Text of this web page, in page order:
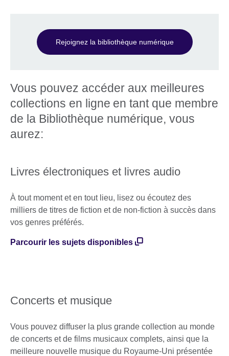
Rejoignez la bibliothèque numérique
Vous pouvez accéder aux meilleures
collections en ligne en tant que membre
de la Bibliothèque numérique, vous
aurez:
Livres électroniques et livres audio
À tout moment et en tout lieu, lisez ou écoutez des
milliers de titres de fiction et de non-fiction à succès dans
vos genres préférés.
Parcourir les sujets disponibles
Concerts et musique
Vous pouvez diffuser la plus grande collection au monde
de concerts et de films musicaux complets, ainsi que la
meilleure nouvelle musique du Royaume-Uni présentée